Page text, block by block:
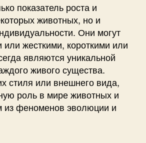
показатель роста и
животных, но и
Они могут
жесткими, короткими или
являются уникальной
живого существа.
стиля или внешнего вида,
роль в мире животных и
из феноменов эволюции и